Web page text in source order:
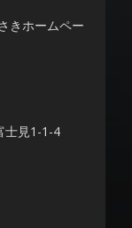
きホームペー
見1-1-4